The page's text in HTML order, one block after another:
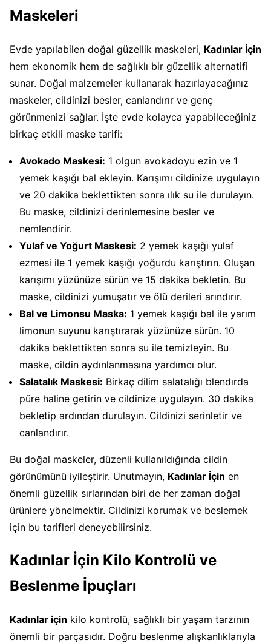
Maskeleri
Evde yapılabilen doğal güzellik maskeleri, Kadınlar İçin
hem ekonomik hem de sağlıklı bir güzellik alternatifi
sunar. Doğal malzemeler kullanarak hazırlayacağınız
maskeler, cildinizi besler, canlandırır ve genç
görünmenizi sağlar. İşte evde kolayca yapabileceğiniz
birkaç etkili maske tarifi:
Avokado Maskesi: 1 olgun avokadoyu ezin ve 1
yemek kaşığı bal ekleyin. Karışımı cildinize uygulayın
ve 20 dakika beklettikten sonra ılık su ile durulayın.
Bu maske, cildinizi derinlemesine besler ve
nemlendirir.
Yulaf ve Yoğurt Maskesi: 2 yemek kaşığı yulaf
ezmesi ile 1 yemek kaşığı yoğurdu karıştırın. Oluşan
karışımı yüzünüze sürün ve 15 dakika bekletin. Bu
maske, cildinizi yumuşatır ve ölü derileri arındırır.
Bal ve Limonsu Maska: 1 yemek kaşığı bal ile yarım
limonun suyunu karıştırarak yüzünüze sürün. 10
dakika beklettikten sonra su ile temizleyin. Bu
maske, cildin aydınlanmasına yardımcı olur.
Salatalık Maskesi: Birkaç dilim salatalığı blendırda
püre haline getirin ve cildinize uygulayın. 30 dakika
bekletip ardından durulayın. Cildinizi serinletir ve
canlandırır.
Bu doğal maskeler, düzenli kullanıldığında cildin
görünümünü iyileştirir. Unutmayın, Kadınlar İçin en
önemli güzellik sırlarından biri de her zaman doğal
ürünlere yönelmektir. Cildinizi korumak ve beslemek
için bu tarifleri deneyebilirsiniz.
Kadınlar İçin Kilo Kontrolü ve
Beslenme İpuçları
Kadınlar için kilo kontrolü, sağlıklı bir yaşam tarzının
önemli bir parçasıdır. Doğru beslenme alışkanlıklarıyla